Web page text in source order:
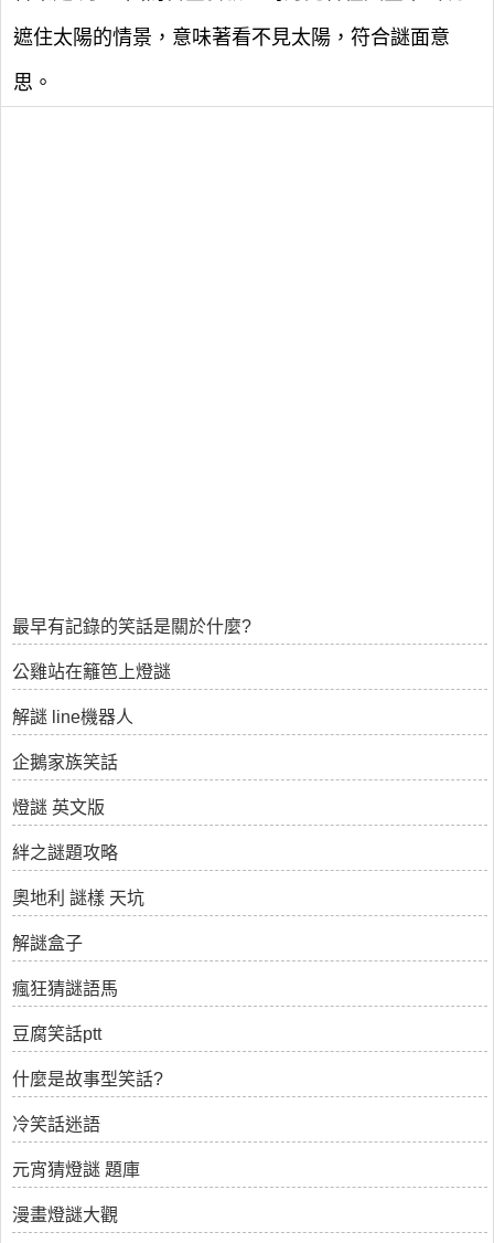
遮住太陽的情景，意味著看不見太陽，符合謎面意
思。
最早有記錄的笑話是關於什麼?
公雞站在籬笆上燈謎
解謎 line機器人
企鵝家族笑話
燈謎 英文版
絆之謎題攻略
奧地利 謎樣 天坑
解謎盒子
瘋狂猜謎語馬
豆腐笑話ptt
什麼是故事型笑話?
冷笑話迷語
元宵猜燈謎 題庫
漫畫燈謎大觀